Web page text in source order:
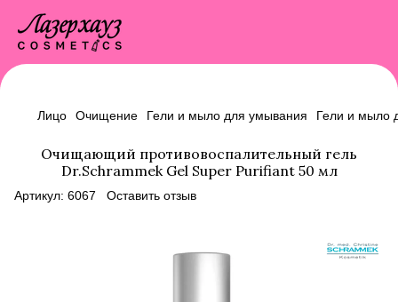
Лицо Очищение Гели и мыло для умывания Гели и мыло
Очищающий противовоспалительный гель
Dr.Schrammek Gel Super Purifiant 50 мл
Артикул: 6067 Оставить отзыв